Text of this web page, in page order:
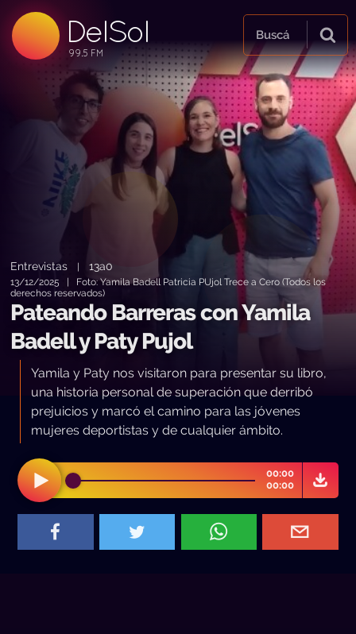
DelSol
99.5 FM
99.5 FM
99.5 FM
Buscá
Entrevistas |13a0
13/12/2025 | Foto: Yamila Badell Patricia PUjol Trece a Cero (Todos los
derechos reservados)
Pateando Barreras con Yamila
Badell y Paty Pujol
Yamila y Paty nos visitaron para presentar su libro,
una historia personal de superación que derribó
prejuicios y marcó el camino para las jóvenes
mujeres deportistas y de cualquier ámbito.
00:00
00:00